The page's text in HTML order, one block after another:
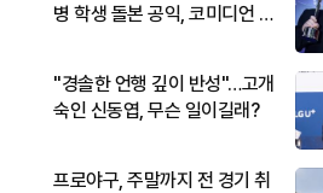
병 학생 돌본 공익, 코미디언 김
"경솔한 언행 깊이 반성"…고개
숙인 신동엽, 무슨 일이길래?
프로야구, 주말까지 전 경기 취